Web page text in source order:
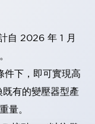
自 2026 年 1 月
下，即可實現高
有的變壓器型產
量。